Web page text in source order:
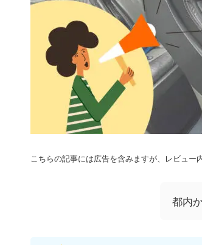
こちらの記事には広告を含みますが、レビュ
都内